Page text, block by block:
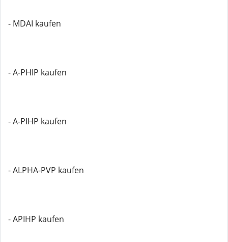
- MDAI kaufen
- A-PHIP kaufen
- A-PIHP kaufen
- ALPHA-PVP kaufen
- APIHP kaufen